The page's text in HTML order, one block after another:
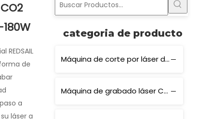
de
a
láser a
categoria de producto
Máquina de corte por láser de CO2
Máquina de grabado láser CO2